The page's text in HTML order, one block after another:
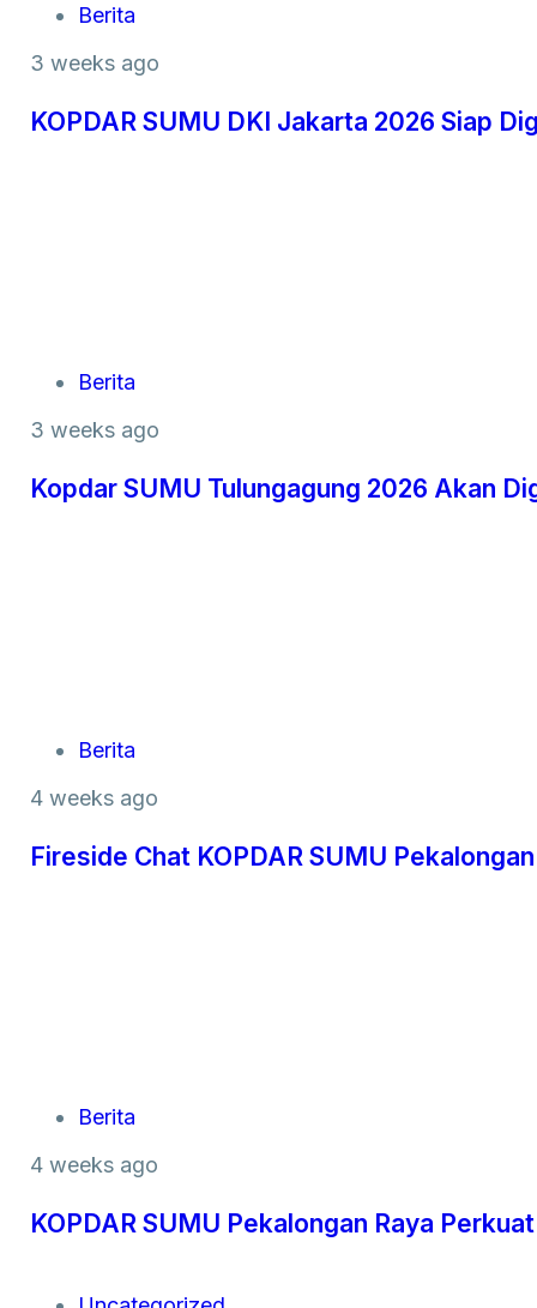
Berita
3 weeks ago
KOPDAR SUMU DKI Jakarta 2026 Siap
Berita
3 weeks ago
Kopdar SUMU Tulungagung 2026 Akan
Berita
4 weeks ago
Fireside Chat KOPDAR SUMU
Berita
4 weeks ago
KOPDAR SUMU Pekalongan Raya